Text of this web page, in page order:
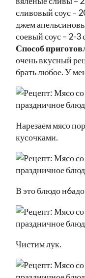
сливовый соус –
джем
соевый соус – 2-3
Способ
очень вкусный
брать любое. У
Нарезаем мясо
кусочками.
В это блюдо
Чистим лук.